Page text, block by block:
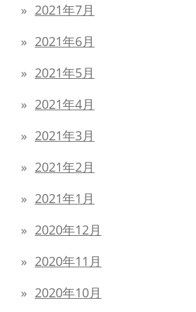
2021年7月
2021年6月
2021年5月
2021年4月
2021年3月
2021年2月
2021年1月
2020年12月
2020年11月
2020年10月